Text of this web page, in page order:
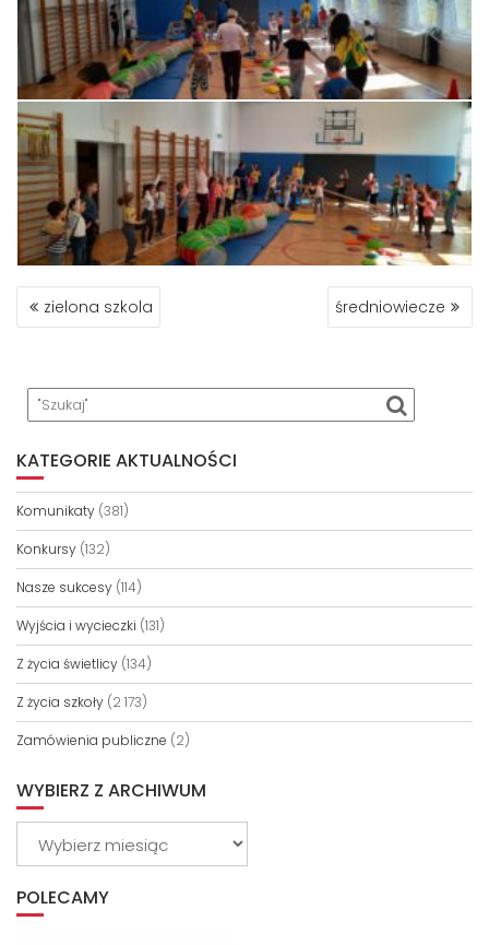
NAWIGACJA
WPISU
zielona szkola średniowiecze
KATEGORIE AKTUALNOŚCI
Komunikaty (381)
Konkursy (132)
Nasze sukcesy (114)
Wyjścia i wycieczki (131)
Z życia świetlicy (134)
Z życia szkoły (2 173)
Zamówienia publiczne (2)
WYBIERZ Z ARCHIWUM
POLECAMY